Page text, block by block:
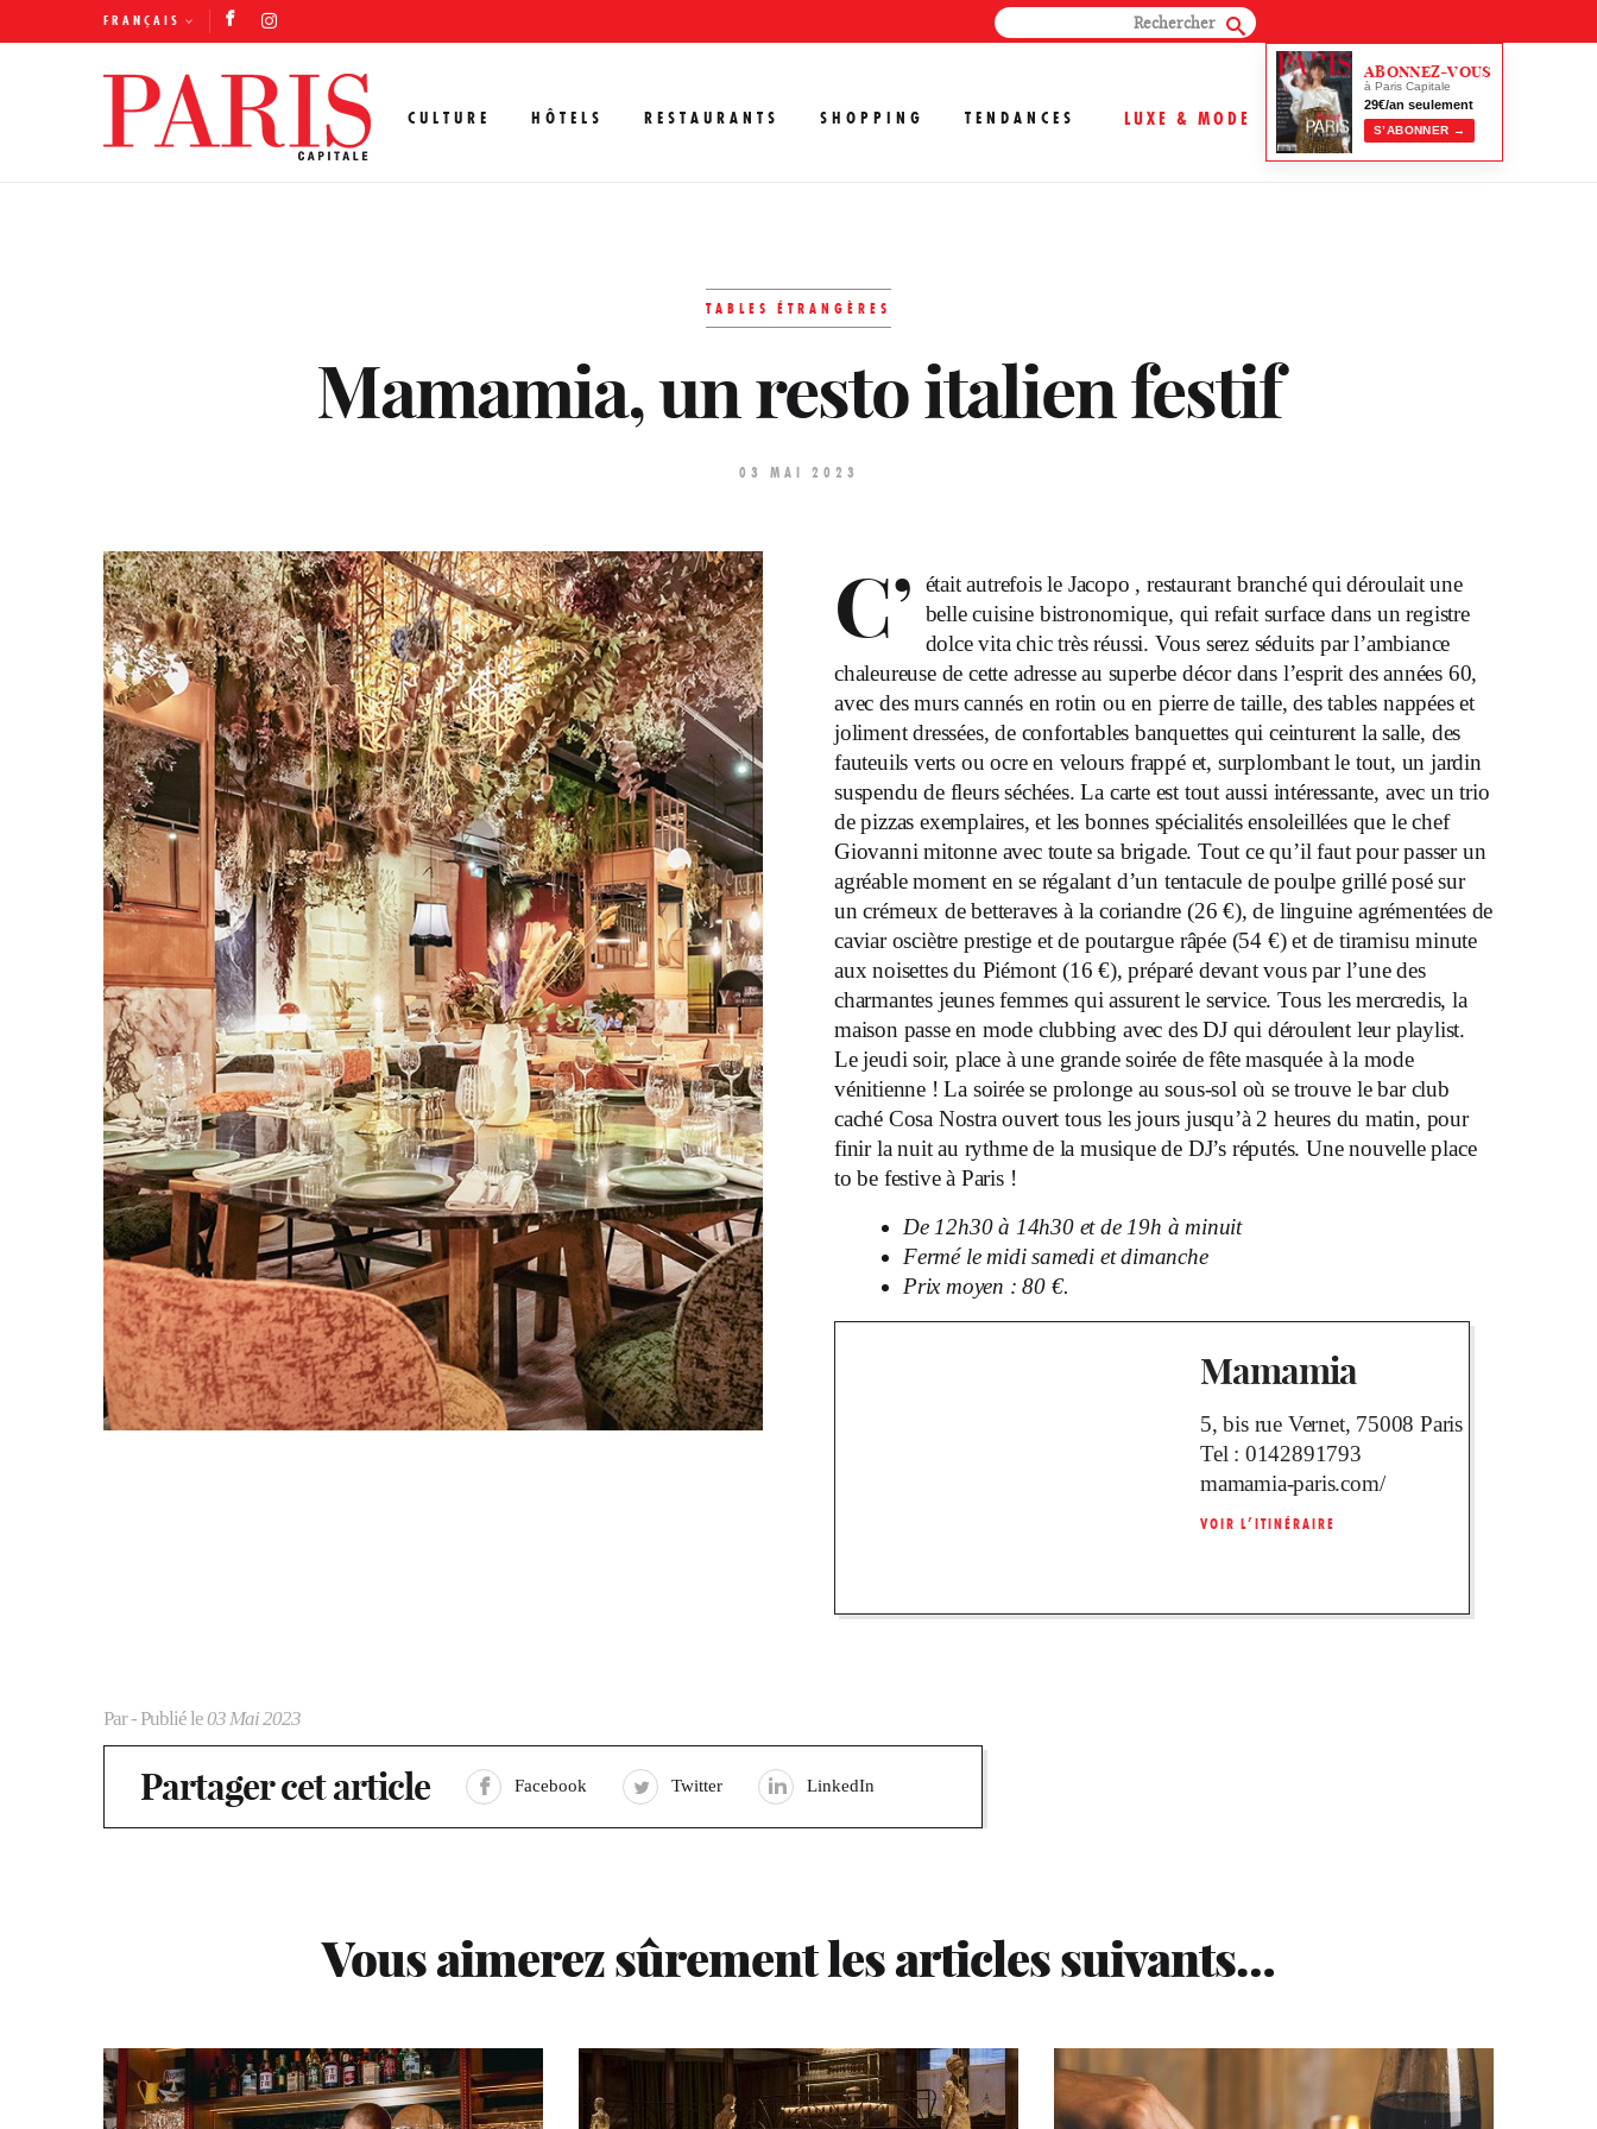
FRANÇAIS
CULTURE HÔTELS RESTAURANTS SHOPPING TENDANCES LUXE & MODE
ABONNEZ-VOUS
à Paris Capitale
29€/an seulement
S’ABONNER →
TABLES ÉTRANGÈRES
Mamamia, un resto italien festif
03 MAI 2023
C’
était autrefois le Jacopo , restaurant branché qui déroulait une
belle cuisine bistronomique, qui refait surface dans un registre
dolce vita chic très réussi. Vous serez séduits par l’ambiance
chaleureuse de cette adresse au superbe décor dans l’esprit des années 60,
avec des murs cannés en rotin ou en pierre de taille, des tables nappées et
joliment dressées, de confortables banquettes qui ceinturent la salle, des
fauteuils verts ou ocre en velours frappé et, surplombant le tout, un jardin
suspendu de fleurs séchées. La carte est tout aussi intéressante, avec un trio
de pizzas exemplaires, et les bonnes spécialités ensoleillées que le chef
Giovanni mitonne avec toute sa brigade. Tout ce qu’il faut pour passer un
agréable moment en se régalant d’un tentacule de poulpe grillé posé sur
un crémeux de betteraves à la coriandre (26 €), de linguine agrémentées de
caviar osciètre prestige et de poutargue râpée (54 €) et de tiramisu minute
aux noisettes du Piémont (16 €), préparé devant vous par l’une des
charmantes jeunes femmes qui assurent le service. Tous les mercredis, la
maison passe en mode clubbing avec des DJ qui déroulent leur playlist.
Le jeudi soir, place à une grande soirée de fête masquée à la mode
vénitienne ! La soirée se prolonge au sous-sol où se trouve le bar club
caché Cosa Nostra ouvert tous les jours jusqu’à 2 heures du matin, pour
finir la nuit au rythme de la musique de DJ’s réputés. Une nouvelle place
to be festive à Paris !
De 12h30 à 14h30 et de 19h à minuit
Fermé le midi samedi et dimanche
Prix moyen : 80 €.
Mamamia
5, bis rue Vernet, 75008 Paris
Tel : 0142891793
mamamia-paris.com/
VOIR L’ITINÉRAIRE
Par- Publié le03 Mai 2023
Partager cet article Facebook Twitter LinkedIn
Vous aimerez sûrement les articles suivants…